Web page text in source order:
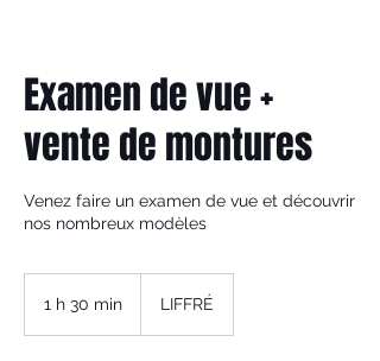
Examen de vue +
vente de montures
Venez faire un examen de vue et découvrir
nos nombreux modèles
1 h 30 min LIFFRÉ